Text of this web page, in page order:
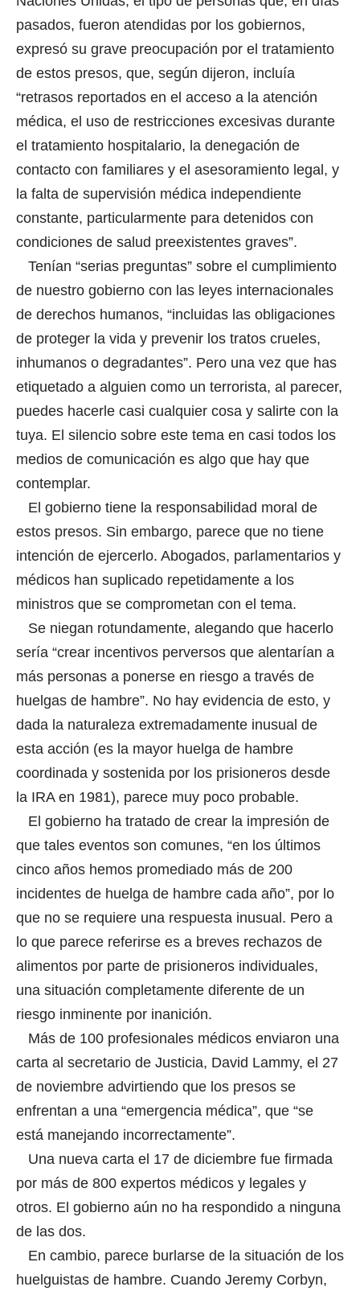
pasados, fueron atendidas por los gobiernos,
expresó su grave preocupación por el tratamiento
de estos presos, que, según dijeron, incluía
“retrasos reportados en el acceso a la atención
médica, el uso de restricciones excesivas durante
el tratamiento hospitalario, la denegación de
contacto con familiares y el asesoramiento legal, y
la falta de supervisión médica independiente
constante, particularmente para detenidos con
condiciones de salud preexistentes graves”.
Tenían “serias preguntas” sobre el cumplimiento
de nuestro gobierno con las leyes internacionales
de derechos humanos, “incluidas las obligaciones
de proteger la vida y prevenir los tratos crueles,
inhumanos o degradantes”. Pero una vez que has
etiquetado a alguien como un terrorista, al parecer,
puedes hacerle casi cualquier cosa y salirte con la
tuya. El silencio sobre este tema en casi todos los
medios de comunicación es algo que hay que
contemplar.
El gobierno tiene la responsabilidad moral de
estos presos. Sin embargo, parece que no tiene
intención de ejercerlo. Abogados, parlamentarios y
médicos han suplicado repetidamente a los
ministros que se comprometan con el tema.
Se niegan rotundamente, alegando que hacerlo
sería “crear incentivos perversos que alentarían a
más personas a ponerse en riesgo a través de
huelgas de hambre”. No hay evidencia de esto, y
dada la naturaleza extremadamente inusual de
esta acción (es la mayor huelga de hambre
coordinada y sostenida por los prisioneros desde
la IRA en 1981), parece muy poco probable.
El gobierno ha tratado de crear la impresión de
que tales eventos son comunes, “en los últimos
cinco años hemos promediado más de 200
incidentes de huelga de hambre cada año”, por lo
que no se requiere una respuesta inusual. Pero a
lo que parece referirse es a breves rechazos de
alimentos por parte de prisioneros individuales,
una situación completamente diferente de un
riesgo inminente por inanición.
Más de 100 profesionales médicos enviaron una
carta al secretario de Justicia, David Lammy, el 27
de noviembre advirtiendo que los presos se
enfrentan a una “emergencia médica”, que “se
está manejando incorrectamente”.
Una nueva carta el 17 de diciembre fue firmada
por más de 800 expertos médicos y legales y
otros. El gobierno aún no ha respondido a ninguna
de las dos.
En cambio, parece burlarse de la situación de los
huelguistas de hambre. Cuando Jeremy Corbyn,